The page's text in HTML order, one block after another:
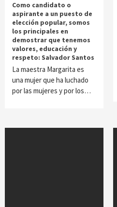
Como candidato o
aspirante a un puesto de
elección popular, somos
los principales en
demostrar que tenemos
valores, educación y
respeto: Salvador Santos
La maestra Margarita es
una mujer que ha luchado
por las mujeres y por los…